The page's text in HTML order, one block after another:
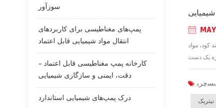
کود، مواد
نیتریک
سوزآور
پمپ‌های مغناطیسی برای کاربردهای
انتقال مواد شیمیایی قابل اعتماد
کارخانه پمپ مغناطیسی قابل اعتماد -
دقت، ایمنی و سازگاری شیمیایی
درک پمپ‌های شیمیایی استاندارد